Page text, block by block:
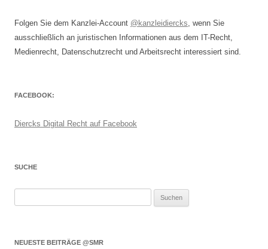
Folgen Sie dem Kanzlei-Account @kanzleidiercks, wenn Sie
ausschließlich an juristischen Informationen aus dem IT-Recht,
Medienrecht, Datenschutzrecht und Arbeitsrecht interessiert sind.
FACEBOOK:
Diercks Digital Recht auf Facebook
SUCHE
NEUESTE BEITRÄGE @SMR